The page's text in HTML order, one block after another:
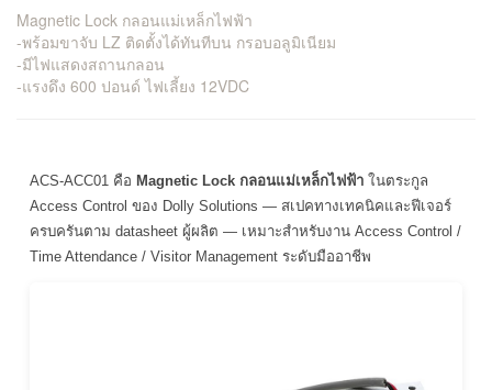
Magnetic Lock กลอนแม่เหล็กไฟฟ้า
-พร้อมขาจับ LZ ติดตั้งได้ทันทีบน กรอบอลูมิเนียม
-มีไฟแสดงสถานกลอน
-แรงดึง 600 ปอนด์ ไฟเลี้ยง 12VDC
ACS-ACC01 คือ Magnetic Lock กลอนแม่เหล็กไฟฟ้า ในตระกูล
Access Control ของ Dolly Solutions — สเปคทางเทคนิคและฟีเจอร์
ครบครันตาม datasheet ผู้ผลิต — เหมาะสำหรับงาน Access Control /
Time Attendance / Visitor Management ระดับมืออาชีพ